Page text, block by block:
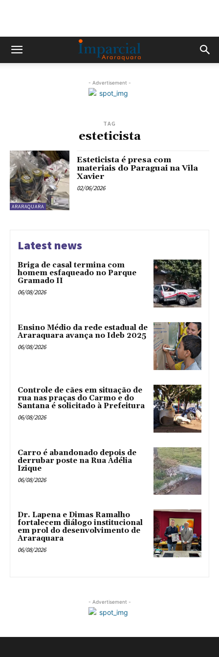
- Advertisement -
TAG
esteticista
ARARAQUARA
Esteticista é presa com
materiais do Paraguai na Vila
Xavier
02/06/2026
Latest news
Briga de casal termina com
homem esfaqueado no Parque
Gramado II
06/08/2026
Ensino Médio da rede estadual de
Araraquara avança no Ideb 2025
06/08/2026
Controle de cães em situação de
rua nas praças do Carmo e do
Santana é solicitado à Prefeitura
06/08/2026
Carro é abandonado depois de
derrubar poste na Rua Adélia
Izique
06/08/2026
Dr. Lapena e Dimas Ramalho
fortalecem diálogo institucional
em prol do desenvolvimento de
Araraquara
06/08/2026
- Advertisement -